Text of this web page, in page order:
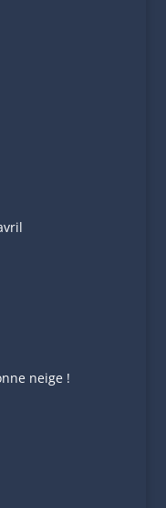
neige !